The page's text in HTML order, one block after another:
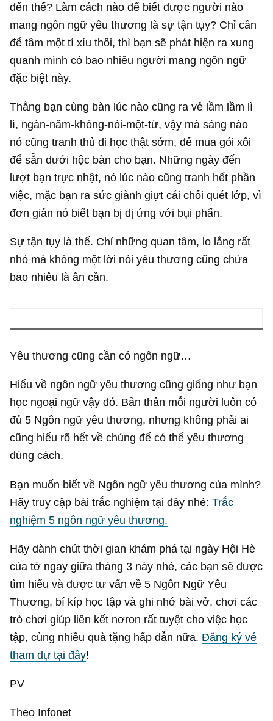
đến thế? Làm cách nào để biết được người nào
mang ngôn ngữ yêu thương là sự tận tụy? Chỉ cần
để tâm một tí xíu thôi, thì bạn sẽ phát hiện ra xung
quanh mình có bao nhiêu người mang ngôn ngữ
đặc biệt này.
Thằng bạn cùng bàn lúc nào cũng ra vẻ lầm lầm lì
lì, ngàn-năm-không-nói-một-từ, vậy mà sáng nào
nó cũng tranh thủ đi học thật sớm, để mua gói xôi
để sẵn dưới hộc bàn cho bạn. Những ngày đến
lượt bạn trực nhật, nó lúc nào cũng tranh hết phần
việc, mặc bạn ra sức giành giựt cái chổi quét lớp, vì
đơn giản nó biết bạn bị dị ứng với bụi phấn.
Sự tận tụy là thế. Chỉ những quan tâm, lo lắng rất
nhỏ mà không một lời nói yêu thương cũng chứa
bao nhiêu là ân cần.
Yêu thương cũng cần có ngôn ngữ…
Hiểu về ngôn ngữ yêu thương cũng giống như bạn
học ngoại ngữ vậy đó. Bản thân mỗi người luôn có
đủ 5 Ngôn ngữ yêu thương, nhưng không phải ai
cũng hiểu rõ hết về chúng để có thể yêu thương
đúng cách.
Bạn muốn biết về Ngôn ngữ yêu thương của mình?
Hãy truy cập bài trắc nghiệm tại đây nhé:Trắc
nghiệm 5 ngôn ngữ yêu thương.
Hãy dành chút thời gian khám phá tại ngày Hội Hè
của tớ ngay giữa tháng 3 này nhé, các bạn sẽ được
tìm hiểu và được tư vấn về 5 Ngôn Ngữ Yêu
Thương, bí kíp học tập và ghi nhớ bài vở, chơi các
trò chơi giúp liên kết nơron rất tuyệt cho việc học
tập, cùng nhiều quà tặng hấp dẫn nữa.Đăng ký vé
tham dự tại đây!
PV
Theo Infonet